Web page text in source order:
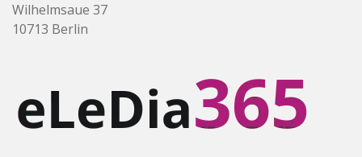
Wilhelmsaue 37
10713 Berlin